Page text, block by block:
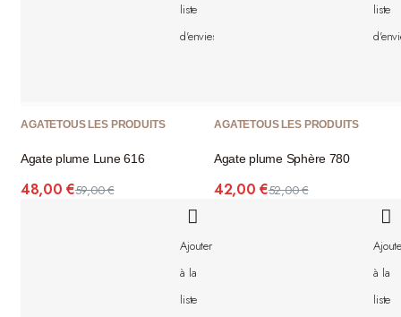
liste
d'envies
AGATETOUS LES PRODUITS
Agate plume Lune 616
59,00€
48,00€
liste
AGATETOUS LES PRODUITS
Agate plume Sphère 780
52,00€
42,00€
Ajouter
à la
liste
à la
liste